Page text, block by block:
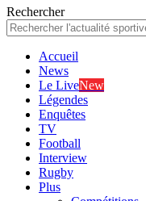
Rechercher
Accueil
News
Le LiveNew
Légendes
Enquêtes
TV
Football
Interview
Rugby
Plus